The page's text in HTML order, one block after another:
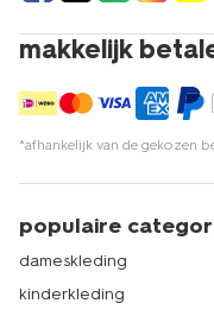
makkelijk
*afhankelijk van de gekozen
populaire
dameskleding
kinderkleding